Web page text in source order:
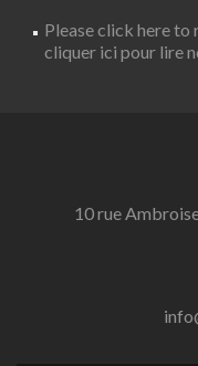
Please click here to
cliquer ici pour lire
10 rue